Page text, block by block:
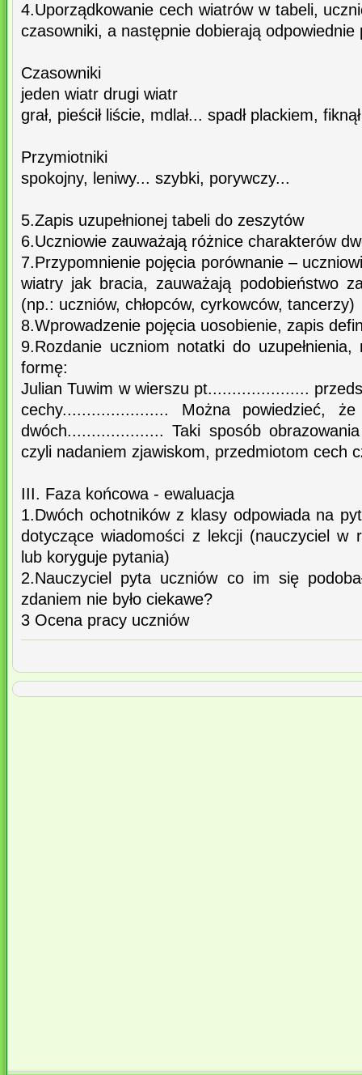
4.Uporządkowanie cech wiatrów w tabeli,
czasowniki, a następnie dobierają odpowiednie
Czasowniki
jeden wiatr drugi wiatr
grał, pieścił liście, mdlał... spadł plackiem,
Przymiotniki
spokojny, leniwy... szybki, porywczy...
5.Zapis uzupełnionej tabeli do zeszytów
6.Uczniowie zauważają różnice charakterów
7.Przypomnienie pojęcia porównanie –
wiatry jak bracia, zauważają podobieństwo
(np.: uczniów, chłopców, cyrkowców, tancerzy)
8.Wprowadzenie pojęcia uosobienie, zapis
9.Rozdanie uczniom notatki do
formę:
Julian Tuwim w wierszu pt.....................
cechy...................... Można powiedzieć,
dwóch.................... Taki sposób
czyli nadaniem zjawiskom, przedmiotom cech
III. Faza końcowa - ewaluacja
1.Dwóch ochotników z klasy odpowiada na
dotyczące wiadomości z lekcji (nauczyciel w
lub koryguje pytania)
2.Nauczyciel pyta uczniów co im się
zdaniem nie było ciekawe?
3 Ocena pracy uczniów